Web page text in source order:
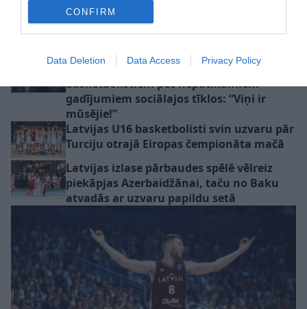
CONFIRM
Data Deletion Data Access Privacy Policy
Ostapenko dubultspēlēs
turpina bez zaudēta seta
– Toronto sasniegts
ceturtdaļfināls
Hamburgas “Elite 16”
turnīra pusfinālu
Cipruss un LBS iestājas par Latvijas
basketbolistiem pēc nepatīkamiem
gadījumiem sociālajos tīklos: “Viņi ir
mūsējie!”
Latvijas U16 basketbolisti svin uzvaru pār
Turciju otrajā Eiropas čempionāta mačā
Latvijas izlase pārbaudes spēlē vēlreiz
piekāpjas Azerbaidžānai, taču no Baku
atvadās ar uzvaru papildu setā